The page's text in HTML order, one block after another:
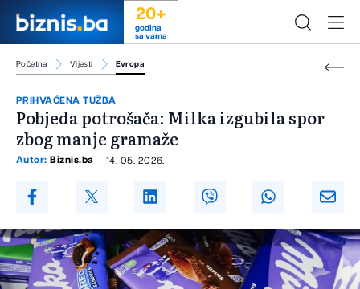
20+
godina
sa vama
Početna Vijesti Evropa
PRIHVAĆENA TUŽBA
Pobjeda potrošača: Milka izgubila spor
zbog manje gramaže
Autor: Biznis.ba 14. 05. 2026.